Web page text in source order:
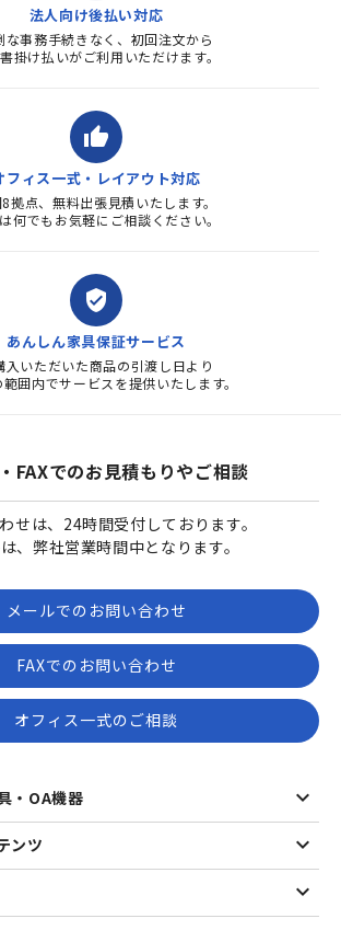
法人向け後払い対応
な事務手続きなく、初回注文から
掛け払いがご利用いただけます。
thumb_up
フィス一式・レイアウト対応
拠点、無料出張見積いたします。
何でもお気軽にご相談ください。
verified_user
あんしん家具保証サービス
入いただいた商品の引渡し日より
囲内でサービスを提供いたします。
FAXでのお見積もりやご相談
せは、24時間受付しております。
、弊社営業時間中となります。
メールでのお問い合わせ
FAXでのお問い合わせ
オフィス一式のご相談
・OA機器
ンツ